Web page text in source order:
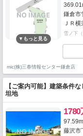
鎌倉市
ＪＲ
雪ノ下
mic(株)三春情報センター鎌倉店
【ご案内可能】建築条件
坦地
1780
藤沢市